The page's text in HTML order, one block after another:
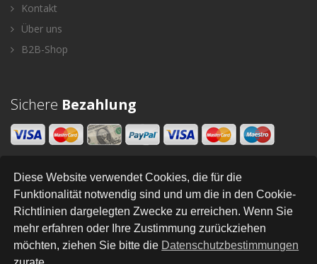
Diese Website verwendet Cookies, die für die
Funktionalität notwendig sind und um die in den Cookie-
Richtlinien dargelegten Zwecke zu erreichen. Wenn Sie
mehr erfahren oder Ihre Zustimmung zurückziehen
möchten, ziehen Sie bitte die Datenschutzbestimmungen
Kontakt
Über uns
B2B-Shop
Sichere Bezahlung
Newsletter
SENDEN